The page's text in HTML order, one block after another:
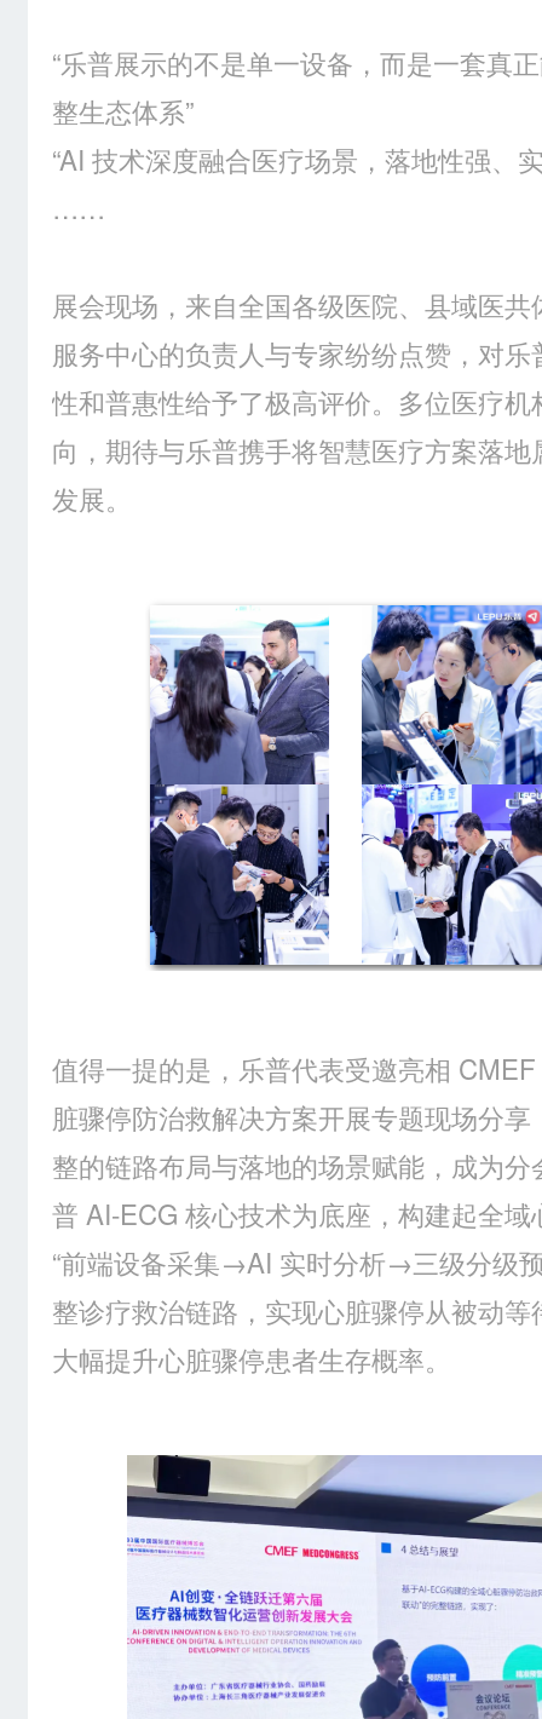
“乐普展示的不是单一设备，而是一套真
整生态体系”
“AI 技术深度融合医疗场景，落地性强、
……
展会现场，来自全国各级医院、县域医
服务中心的负责人与专家纷纷点赞，对
性和普惠性给予了极高评价。多位医疗
向，期待与乐普携手将智慧医疗方案落
发展。
值得一提的是，乐普代表受邀亮相
脏骤停防治救解决方案开展专题现场分
整的链路布局与落地的场景赋能，成为
普 AI-ECG 核心技术为底座，构建起全
“前端设备采集→AI 实时分析→三级分级
整诊疗救治链路，实现心脏骤停从被动
大幅提升心脏骤停患者生存概率。